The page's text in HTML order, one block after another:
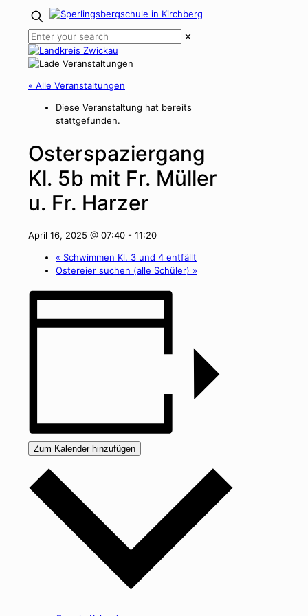
✕
« Alle Veranstaltungen
Diese Veranstaltung hat bereits
stattgefunden.
Osterspaziergang
Kl. 5b mit Fr. Müller
u. Fr. Harzer
April 16, 2025 @ 07:40 - 11:20
« Schwimmen Kl. 3 und 4 entfällt
Ostereier suchen (alle Schüler) »
Zum Kalender hinzufügen